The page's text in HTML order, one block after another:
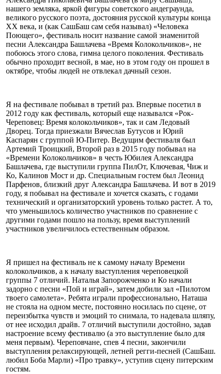
нашего земляка, яркой фигуры советского андеграунда,
великого русского поэта, достояния русской культуры конца
XX века, и (как СашБаш сам себя называл) «Человека
Поющего», фестиваль носит название самой знаменитой
песни Александра Башлачева «Время Колокольчиков», не
побоюсь этого слова, гимна целого поколения. Фестиваль
обычно проходит весной, в мае, но в этом году он прошел в
октябре, чтобы людей не отвлекал дачный сезон.
Я на фестивале побывал в третий раз. Впервые посетил в
2012 году как фестиваль, который еще назывался «Рок-
Череповец: Время колокольчиков», так и сам Ледовый
Дворец. Тогда приезжали Вячеслав Бутусов и Юрий
Каспарян с группой Ю-Питер. Ведущим фестиваля был
Артемий Троицкий, Второй раз в 2015 году побывал на
«Времени Колокольчиков» в честь Юбилея Александра
Башлачева, где выступили группа ПилОт, Ключевая, Чиж и
Ко, Калинов Мост и др. Специальным гостем был Леонид
Парфенов, близкий друг Александра Башлачева. И вот в 2019
году, я побывал на фестивале и хочется сказать, с годами
технический и организаторский уровень только растет. А то,
что уменьшилось количество участников по сравнение с
другими годами пошло на пользу, время выступлений
участников увеличилось естественным образом.
Я пришел на фестиваль не к самому началу Времени
колокольчиков, а к началу выступления череповецкой
группы 7 отличий. Наталья Запорожченко и Ко начали
задорно с песни «Пой и играй», затем добили зал «Пилотом
твоего самолета». Ребята играли профессионально, Наташа
не стояла на одном месте, постоянно носилась по сцене, от
переизбытка чувств и эмоций то снимала, то надевала шляпу,
от нее исходил драйв. 7 отличий выступили достойно, задав
настроение всему фестивалю (а это выступление было для
меня первым). Череповчане, спев 4 песни, закончили
выступления релаксирующей, летней регги-песней (СашБаш.
любил Боба Марли) «Про травку», уступив сцену питерским
гостям.